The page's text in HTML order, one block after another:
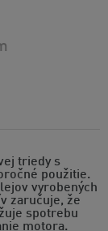
triedy s
použitie.
vyrobených
zaručuje, že
spotrebu
motora.